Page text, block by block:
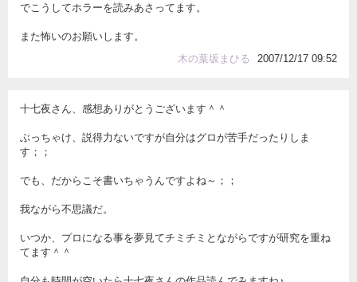
でこうしてホラーを読みあさってます。
また怖いのお願いします。
木の葉坂まひる
2007/12/17 09:52
十七夜さん、感想ありがとうございます＾＾
ぶっちゃけ、説得力ないですが自分はグロが苦手だったりしま
す；；
でも、だからこそ書いちゃうんですよね～；；
我ながら不思議だ。
いつか、プロになる事を夢見てチミチミとながらですが研究を重ね
てます＾＾